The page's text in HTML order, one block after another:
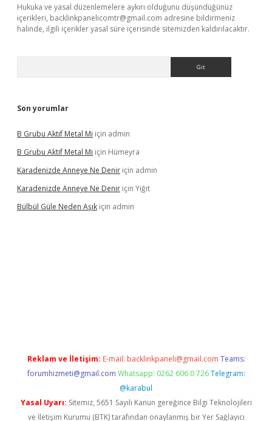
Hukuka ve yasal düzenlemelere aykırı olduğunu düşündüğünüz
içerikleri, backlinkpanelicomtr@gmail.com adresine bildirmeniz
halinde, ilgili içerikler yasal süre içerisinde sitemizden kaldırılacaktır.
Son yorumlar
B Grubu Aktif Metal Mi için admin
B Grubu Aktif Metal Mi için Hümeyra
Karadenizde Anneye Ne Denir için admin
Karadenizde Anneye Ne Denir için Yiğit
Bülbül Güle Neden Aşık için admin
Reklam ve İletişim: E-mail: backlinkpaneli@gmail.com Teams:
forumhizmeti@gmail.com Whatsapp: 0262 606 0 726 Telegram:
@karabul
Yasal Uyarı: Sitemiz, 5651 Sayılı Kanun gereğince Bilgi Teknolojileri
ve İletişim Kurumu (BTK) tarafından onaylanmış bir Yer Sağlayıcı